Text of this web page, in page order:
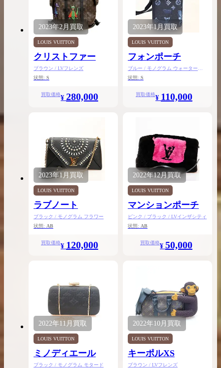
2023年2月買取
LOUIS VUITTON
クリストファー
ブラウン / LVフレンズ
状態: S
買取価格¥ 280,000
2023年1月買取
LOUIS VUITTON
フォンポーチ
ブルー / モノグラム ウォーターカ
ラー
状態: S
買取価格¥ 110,000
2023年1月 買取
LOUIS VUITTON
ラブノート
ブラック / モノグラム フラワー
状態: AB
買取価格¥ 120,000
2022年12月買取
LOUIS VUITTON
マンションポーチ
ピンク / ブラック / LVインザシティ
状態: AB
買取価格¥ 50,000
2022年11月 買取
LOUIS VUITTON
ミノディエール
ブラック / モノグラム モタード
2022年10月 買取
LOUIS VUITTON
キーポルXS
ブラウン / LVフレンズ